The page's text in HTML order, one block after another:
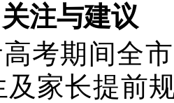
注与建议
考期间全
家长提前